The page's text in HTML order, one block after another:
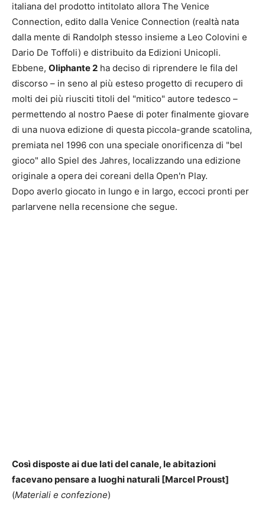
italiana del prodotto intitolato allora The Venice
Connection, edito dalla Venice Connection (realtà nata
dalla mente di Randolph stesso insieme a Leo Colovini e
Dario De Toffoli) e distribuito da Edizioni Unicopli.
Ebbene, Oliphante 2 ha deciso di riprendere le fila del
discorso – in seno al più esteso progetto di recupero di
molti dei più riusciti titoli del "mitico" autore tedesco –
permettendo al nostro Paese di poter finalmente giovare
di una nuova edizione di questa piccola-grande scatolina,
premiata nel 1996 con una speciale onorificenza di "bel
gioco" allo Spiel des Jahres, localizzando una edizione
originale a opera dei coreani della Open'n Play.
Dopo averlo giocato in lungo e in largo, eccoci pronti per
parlarvene nella recensione che segue.
Così disposte ai due lati del canale, le abitazioni
facevano pensare a luoghi naturali [Marcel Proust]
(Materiali e confezione)